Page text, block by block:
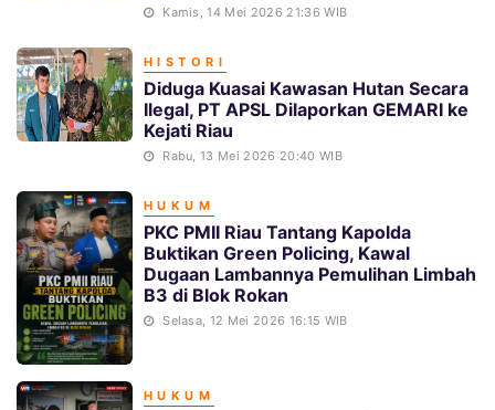
Kamis, 14 Mei 2026 21:36 WIB
HISTORI
Diduga Kuasai Kawasan Hutan Secara
Ilegal, PT APSL Dilaporkan GEMARI ke
Kejati Riau
Rabu, 13 Mei 2026 20:40 WIB
HUKUM
PKC PMII Riau Tantang Kapolda
Buktikan Green Policing, Kawal
Dugaan Lambannya Pemulihan Limbah
B3 di Blok Rokan
Selasa, 12 Mei 2026 16:15 WIB
HUKUM